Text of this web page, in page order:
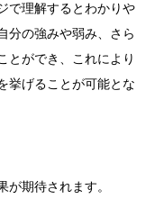
で理解するとわかりや
分の強みや弱み、さら
とができ、これにより
挙げることが可能とな
が期待されます。